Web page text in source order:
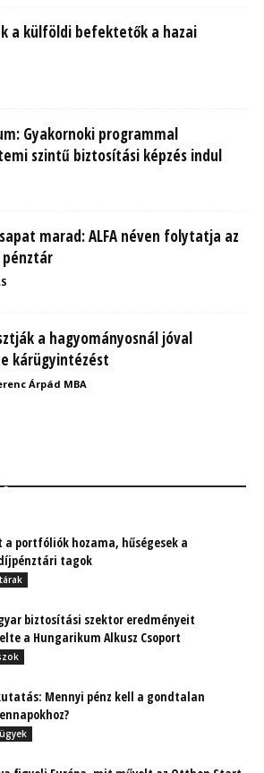
a külföldi befektetők a hazai
Gyakornoki programmal
szintű biztosítási képzés indul
marad: ALFA néven folytatja az
a hagyományosnál jóval
kárügyintézést
Árpád MBA
a portfóliók hozama, hűségesek a
tagok
biztosítási szektor eredményeit
a Hungarikum Alkusz Csoport
Mennyi pénz kell a gondtalan